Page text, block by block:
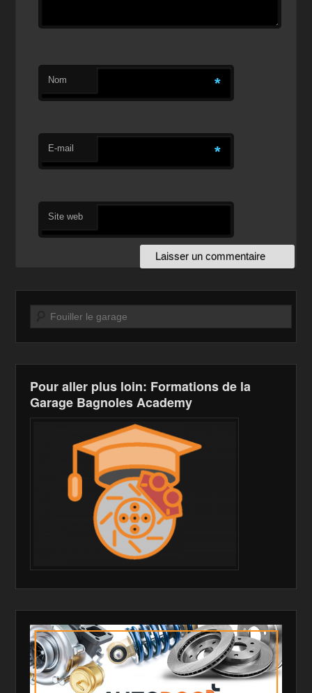
Nom *
E-mail *
Site web
Recherche
Pour aller plus loin: Formations de la
Garage Bagnoles Academy